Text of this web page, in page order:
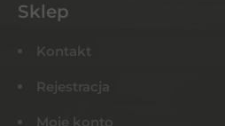
Sklep
Kontakt
Rejestracja
Moje konto